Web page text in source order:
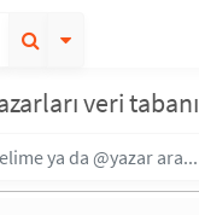
veri tabanı